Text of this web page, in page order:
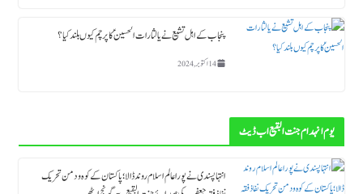
پنجاب کے اہل تشیع نے یا لثارات الحسینؑ کا پرچم کیوں بلند کیا ؟
14 اکتوبر, 2024
یوم انہدام جنت البقیع اب ڈیٹ
انتہاپسندی نے پورا عالم اسلام روند ڈالا؛ پاکستان کے کوہ و دمن تحریک